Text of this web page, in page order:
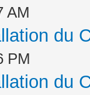
AM
du
PM
du